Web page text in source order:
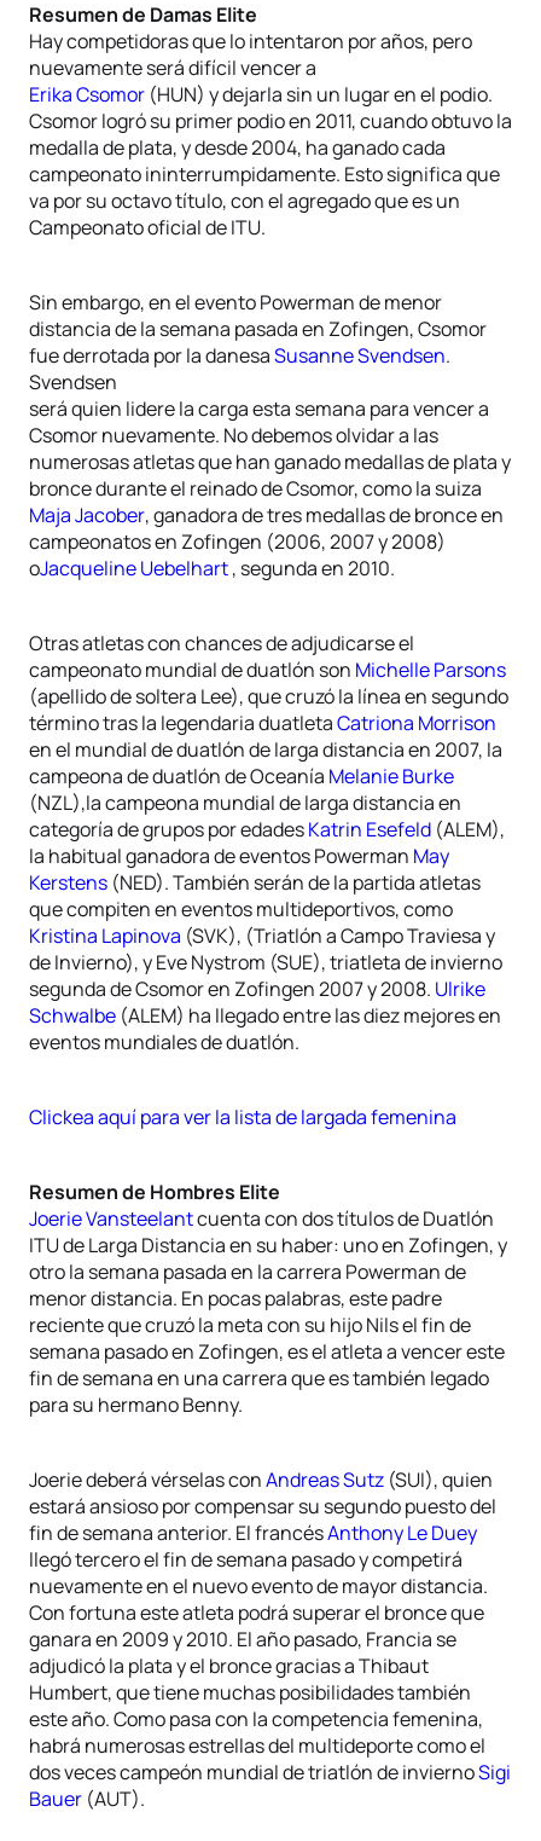
Resumen de Damas Elite
Hay competidoras que lo intentaron por años, pero
nuevamente será difícil vencer a
Erika Csomor (HUN) y dejarla sin un lugar en el podio.
Csomor logró su primer podio en 2011, cuando obtuvo la
medalla de plata, y desde 2004, ha ganado cada
campeonato ininterrumpidamente. Esto significa que
va por su octavo título, con el agregado que es un
Campeonato oficial de ITU.
Sin embargo, en el evento Powerman de menor
distancia de la semana pasada en Zofingen, Csomor
fue derrotada por la danesaSusanne Svendsen.
Svendsen
será quien lidere la carga esta semana para vencer a
Csomor nuevamente. No debemos olvidar a las
numerosas atletas que han ganado medallas de plata y
bronce durante el reinado de Csomor, como la suiza
Maja Jacober, ganadora de tres medallas de bronce en
campeonatos en Zofingen (2006, 2007 y 2008)
oJacqueline Uebelhart, segunda en 2010.
Otras atletas con chances de adjudicarse el
campeonato mundial de duatlón son Michelle Parsons
(apellido de soltera Lee), que cruzó la línea en segundo
término tras la legendaria duatletaCatriona Morrison
en el mundial de duatlón de larga distancia en 2007, la
campeona de duatlón de Oceanía Melanie Burke
(NZL),la campeona mundial de larga distancia en
categoría de grupos por edadesKatrin Esefeld (ALEM),
la habitual ganadora de eventos Powerman May
Kerstens (NED). También serán de la partida atletas
que compiten en eventos multideportivos, como
Kristina Lapinova (SVK), (Triatlón a Campo Traviesa y
de Invierno), y Eve Nystrom (SUE), triatleta de invierno
segunda de Csomor en Zofingen 2007 y 2008. Ulrike
Schwalbe (ALEM) ha llegado entre las diez mejores en
eventos mundiales de duatlón.
Clickea aquí para ver la lista de largada femenina
Resumen de Hombres Elite
Joerie Vansteelantcuenta con dos títulos de Duatlón
ITU de Larga Distancia en su haber: uno en Zofingen, y
otro la semana pasada en la carrera Powerman de
menor distancia. En pocas palabras, este padre
reciente que cruzó la meta con su hijo Nils el fin de
semana pasado en Zofingen, es el atleta a vencer este
fin de semana en una carrera que es también legado
para su hermano Benny.
Joerie deberá vérselas conAndreas Sutz (SUI), quien
estará ansioso por compensar su segundo puesto del
fin de semana anterior. El francésAnthony Le Duey
llegó tercero el fin de semana pasado y competirá
nuevamente en el nuevo evento de mayor distancia.
Con fortuna este atleta podrá superar el bronce que
ganara en 2009 y 2010. El año pasado, Francia se
adjudicó la plata y el bronce gracias a Thibaut
Humbert, que tiene muchas posibilidades también
este año. Como pasa con la competencia femenina,
habrá numerosas estrellas del multideporte como el
dos veces campeón mundial de triatlón de inviernoSigi
Bauer (AUT).